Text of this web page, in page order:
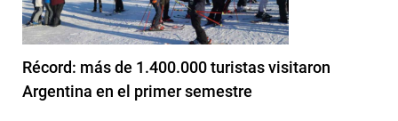
Récord: más de 1.400.000 turistas visitaron
Argentina en el primer semestre